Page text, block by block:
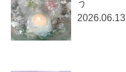
う
2026.06.13